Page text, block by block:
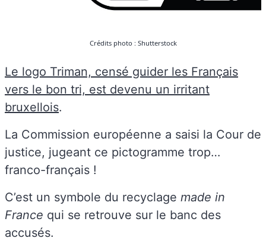
Crédits photo : Shutterstock
Le logo Triman, censé guider les Français
vers le bon tri, est devenu un irritant
bruxellois.
La Commission européenne a saisi la Cour de
justice, jugeant ce pictogramme trop…
franco-français !
C’est un symbole du recyclage made in
France qui se retrouve sur le banc des
accusés.